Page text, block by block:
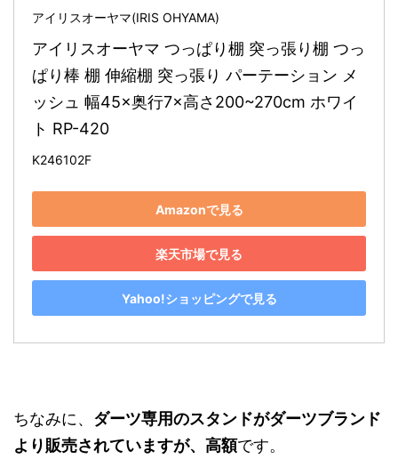
アイリスオーヤマ(IRIS OHYAMA)
アイリスオーヤマ つっぱり棚 突っ張り棚 つっ
ぱり棒 棚 伸縮棚 突っ張り パーテーション メ
ッシュ 幅45×奥行7×高さ200~270cm ホワイ
ト RP-420
K246102F
Amazonで見る
楽天市場で見る
Yahoo!ショッピングで見る
ちなみに、 ダーツ専用のスタンドがダーツブランド
より販売されていますが、高額です。